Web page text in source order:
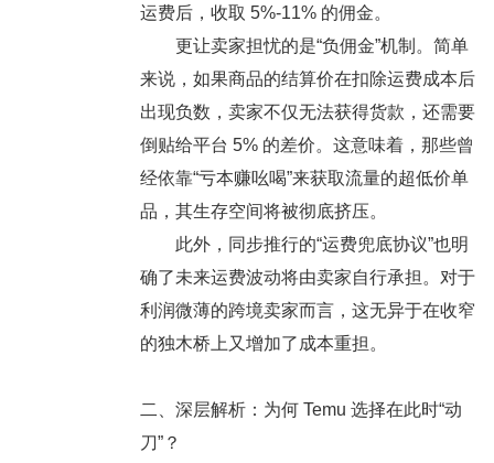
运费后，收取 5%-11% 的佣金。
更让卖家担忧的是“负佣金”机制 。简单
来说，如果商品的结算价在扣除运费成本后
出现负数，卖家不仅无法获得货款，还需要
倒贴给平台 5% 的差价。这意味着，那些曾
经依靠“亏本赚吆喝”来获取流量的超低价单
品，其生存空间将被彻底挤压。
此外，同步推行的“运费兜底协议”也明
确了未来运费波动将由卖家自行承担。对于
利润微薄的跨境卖家而言，这无异于在收窄
的独木桥上又增加了成本重担。
二、深层解析：为何 Temu 选择在此时“动
刀”？